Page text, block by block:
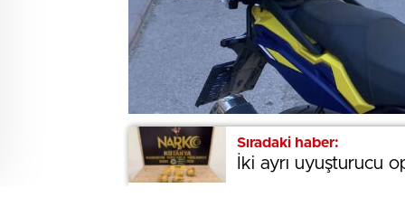
Sıradaki haber:
İki ayrı uyuşturucu
BEĞENDİM ABONE OL
Sıradaki haber:
İki ayrı uyuşturucu